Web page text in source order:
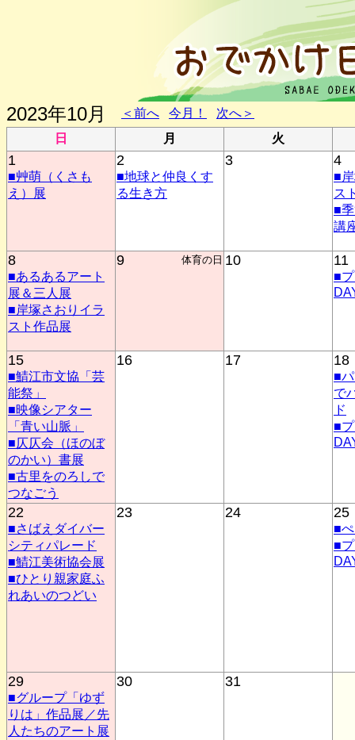
2023年10月 ＜前へ 今月！
次へ＞
日
月 火
1
■艸萌（くさも
え）展
2
■地球と仲良くす
る生き方
3 4
■
ス
■
講
8
■あるあるアート
展＆三人展
■岸塚さおりイラ
スト作品展
9 体育の日 10 11
■
15
■鯖江市文協「芸
能祭」
■映像シアター
「青い山脈」
■仄仄会（ほのぼ
のかい）書展
■古里をのろしで
つなごう
16 17 18
■
で
ド
■
22
■さばえダイバー
シティパレード
■鯖江美術協会展
■ひとり親家庭ふ
れあいのつどい
23 24 25
■
■
29
■グループ「ゆず
りは」作品展／先
人たちのアート展
30 31